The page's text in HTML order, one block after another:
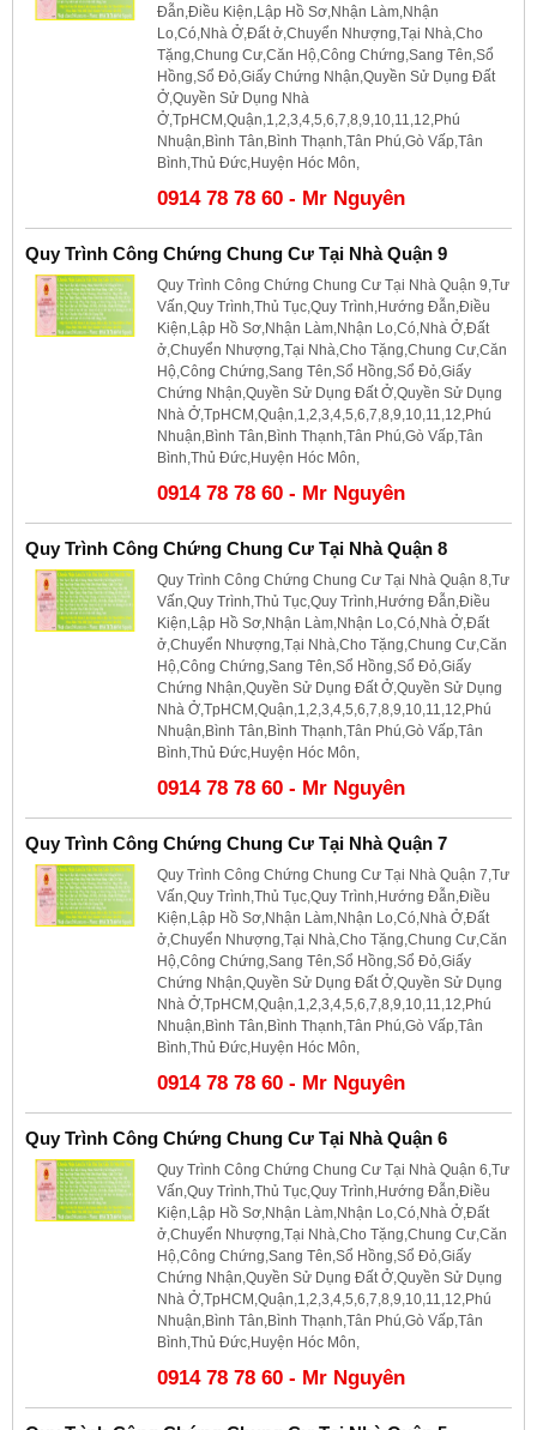
Đẫn,Điều Kiện,Lập Hồ Sơ,Nhận Làm,Nhận
Lo,Có,Nhà Ở,Đất ở,Chuyển Nhượng,Tại Nhà,Cho
Tặng,Chung Cư,Căn Hộ,Công Chứng,Sang Tên,Sổ
Hồng,Sổ Đỏ,Giấy Chứng Nhận,Quyền Sử Dụng Đất
Ở,Quyền Sử Dụng Nhà
Ở,TpHCM,Quận,1,2,3,4,5,6,7,8,9,10,11,12,Phú
Nhuận,Bình Tân,Bình Thạnh,Tân Phú,Gò Vấp,Tân
Bình,Thủ Đức,Huyện Hóc Môn,
0914 78 78 60 - Mr Nguyên
Quy Trình Công Chứng Chung Cư Tại Nhà Quận 9
Quy Trình Công Chứng Chung Cư Tại Nhà Quận 9,Tư
Vấn,Quy Trình,Thủ Tục,Quy Trình,Hướng Đẫn,Điều
Kiện,Lập Hồ Sơ,Nhận Làm,Nhận Lo,Có,Nhà Ở,Đất
ở,Chuyển Nhượng,Tại Nhà,Cho Tặng,Chung Cư,Căn
Hộ,Công Chứng,Sang Tên,Sổ Hồng,Sổ Đỏ,Giấy
Chứng Nhận,Quyền Sử Dụng Đất Ở,Quyền Sử Dụng
Nhà Ở,TpHCM,Quận,1,2,3,4,5,6,7,8,9,10,11,12,Phú
Nhuận,Bình Tân,Bình Thạnh,Tân Phú,Gò Vấp,Tân
Bình,Thủ Đức,Huyện Hóc Môn,
0914 78 78 60 - Mr Nguyên
Quy Trình Công Chứng Chung Cư Tại Nhà Quận 8
Quy Trình Công Chứng Chung Cư Tại Nhà Quận 8,Tư
Vấn,Quy Trình,Thủ Tục,Quy Trình,Hướng Đẫn,Điều
Kiện,Lập Hồ Sơ,Nhận Làm,Nhận Lo,Có,Nhà Ở,Đất
ở,Chuyển Nhượng,Tại Nhà,Cho Tặng,Chung Cư,Căn
Hộ,Công Chứng,Sang Tên,Sổ Hồng,Sổ Đỏ,Giấy
Chứng Nhận,Quyền Sử Dụng Đất Ở,Quyền Sử Dụng
Nhà Ở,TpHCM,Quận,1,2,3,4,5,6,7,8,9,10,11,12,Phú
Nhuận,Bình Tân,Bình Thạnh,Tân Phú,Gò Vấp,Tân
Bình,Thủ Đức,Huyện Hóc Môn,
0914 78 78 60 - Mr Nguyên
Quy Trình Công Chứng Chung Cư Tại Nhà Quận 7
Quy Trình Công Chứng Chung Cư Tại Nhà Quận 7,Tư
Vấn,Quy Trình,Thủ Tục,Quy Trình,Hướng Đẫn,Điều
Kiện,Lập Hồ Sơ,Nhận Làm,Nhận Lo,Có,Nhà Ở,Đất
ở,Chuyển Nhượng,Tại Nhà,Cho Tặng,Chung Cư,Căn
Hộ,Công Chứng,Sang Tên,Sổ Hồng,Sổ Đỏ,Giấy
Chứng Nhận,Quyền Sử Dụng Đất Ở,Quyền Sử Dụng
Nhà Ở,TpHCM,Quận,1,2,3,4,5,6,7,8,9,10,11,12,Phú
Nhuận,Bình Tân,Bình Thạnh,Tân Phú,Gò Vấp,Tân
Bình,Thủ Đức,Huyện Hóc Môn,
0914 78 78 60 - Mr Nguyên
Quy Trình Công Chứng Chung Cư Tại Nhà Quận 6
Quy Trình Công Chứng Chung Cư Tại Nhà Quận 6,Tư
Vấn,Quy Trình,Thủ Tục,Quy Trình,Hướng Đẫn,Điều
Kiện,Lập Hồ Sơ,Nhận Làm,Nhận Lo,Có,Nhà Ở,Đất
ở,Chuyển Nhượng,Tại Nhà,Cho Tặng,Chung Cư,Căn
Hộ,Công Chứng,Sang Tên,Sổ Hồng,Sổ Đỏ,Giấy
Chứng Nhận,Quyền Sử Dụng Đất Ở,Quyền Sử Dụng
Nhà Ở,TpHCM,Quận,1,2,3,4,5,6,7,8,9,10,11,12,Phú
Nhuận,Bình Tân,Bình Thạnh,Tân Phú,Gò Vấp,Tân
Bình,Thủ Đức,Huyện Hóc Môn,
0914 78 78 60 - Mr Nguyên